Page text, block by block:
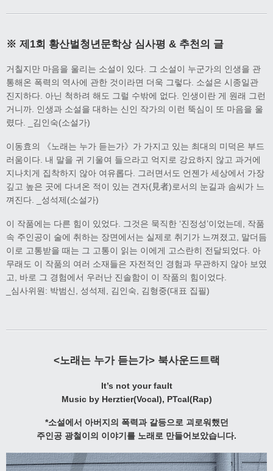
※ 제1회 황산벌청년문학상 심사평 & 추천의 글
거칠지만 마음을 울리는 소설이 있다. 그 소설이 누군가의 인생을 관
통해온 폭력의 역사에 관한 것이라면 더욱 그렇다. 소설은 시종일관
진지하다. 아닌 척하려 해도 그럴 수밖에 없다. 인생이란 게 원래 그런
거니까. 인생과 소설을 대하는 신인 작가의 이런 뚝심이 또 마음을 울
렸다. _김인숙(소설가)
이동효의 《노래는 누가 듣는가》가 가지고 있는 최대의 미덕은 부드
러움이다. 내 말을 귀 기울여 들으라고 억지로 강요하지 않고 과거에
지나치게 집착하지 않아 여유롭다. 그러면서도 언젠가 세상에서 가장
깊고 높은 곳에 다녀온 적이 있는 견자(見者)로서의 눈길과 솜씨가 느
껴진다. _성석제(소설가)
이 작품에는 다른 힘이 있었다. 그것은 묵직한 ‘진정성’이었는데, 작품
속 주인공이 술에 취하는 장면에서는 실제로 취기가 느껴졌고, 말더듬
이로 고통받을 때는 그 고통이 읽는 이에게 고스란히 전달되었다. 아
무래도 이 작품의 여러 소재들은 자전적인 경험과 무관하지 않아 보였
고, 바로 그 경험에서 우러난 진솔함이 이 작품의 힘이었다.
_심사위원: 박범신, 성석제, 김인숙, 김형중(대표 집필)
<노래는 누가 듣는가> 북사운드트랙
It’s not your fault
Music by Herztier(Vocal), PTcal(Rap)
*소설에서 아버지의 폭력과 갈등으로 괴로워했던
주인공 광철이의 이야기를 노래로 만들어보았습니다.